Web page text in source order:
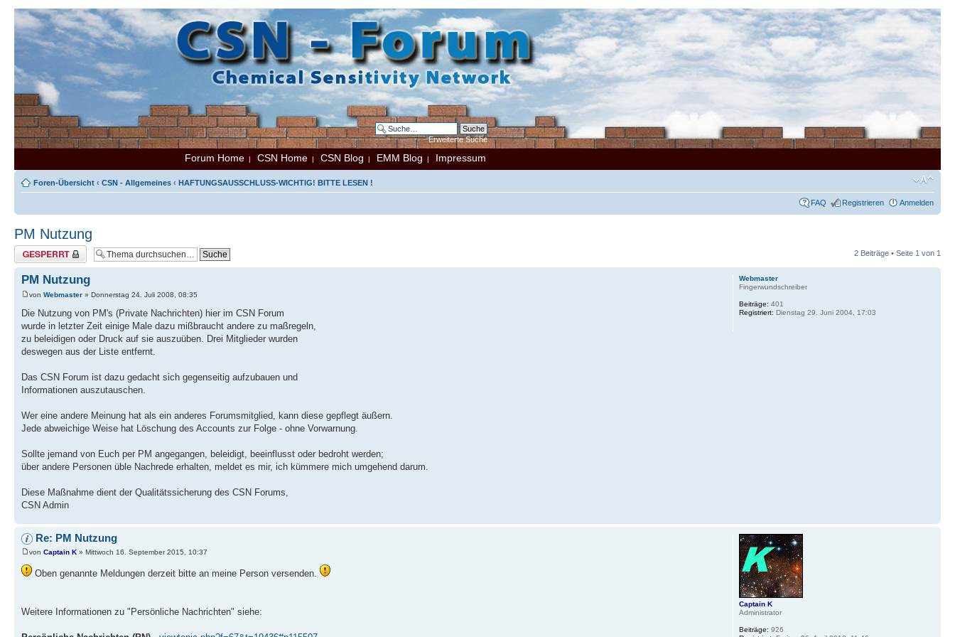
Erweiterte Suche
Forum Home | CSN Home | CSN Blog | EMM Blog | Impressum
Foren-Übersicht ‹ CSN - Allgemeines ‹ HAFTUNGSAUSSCHLUSS-WICHTIG! BITTE LESEN !
FAQ Registrieren Anmelden
PM Nutzung
Thema gesperrt 2 Beiträge • Seite 1 von 1
PM Nutzung
von Webmaster » Donnerstag 24. Juli 2008, 08:35
Die Nutzung von PM's (Private Nachrichten) hier im CSN Forum
wurde in letzter Zeit einige Male dazu mißbraucht andere zu maßregeln,
zu beleidigen oder Druck auf sie auszuüben. Drei Mitglieder wurden
deswegen aus der Liste entfernt.
Das CSN Forum ist dazu gedacht sich gegenseitig aufzubauen und
Informationen auszutauschen.
Wer eine andere Meinung hat als ein anderes Forumsmitglied, kann diese gepflegt äußern.
Jede abweichige Weise hat Löschung des Accounts zur Folge - ohne Vorwarnung.
Sollte jemand von Euch per PM angegangen, beleidigt, beeinflusst oder bedroht werden;
über andere Personen üble Nachrede erhalten, meldet es mir, ich kümmere mich umgehend darum.
Diese Maßnahme dient der Qualitätssicherung des CSN Forums,
CSN Admin
Webmaster
Fingerwundschreiber
Beiträge: 401
Registriert: Dienstag 29. Juni 2004, 17:03
Re: PM Nutzung
von Captain K » Mittwoch 16. September 2015, 10:37
Oben genannte Meldungen derzeit bitte an meine Person versenden.
Weitere Informationen zu "Persönliche Nachrichten" siehe:
Captain K
Administrator
Beiträge: 926